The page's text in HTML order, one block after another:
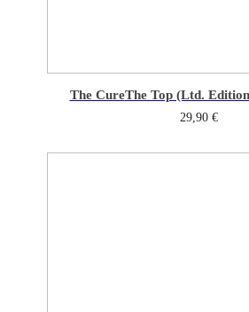
The CureThe Top (Ltd.
29,90 €